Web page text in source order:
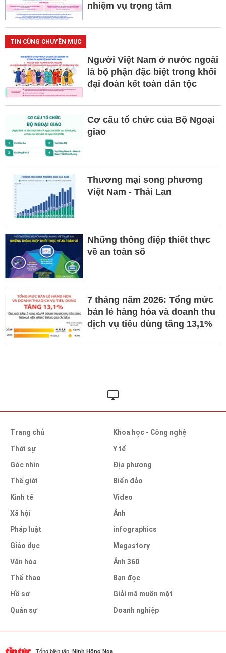
nhiệm vụ trọng tâm
TIN CÙNG CHUYÊN MỤC
Người Việt Nam ở nước ngoài
là bộ phận đặc biệt trong khối
đại đoàn kết toàn dân tộc
Cơ cấu tổ chức của Bộ Ngoại
giao
Thương mại song phương
Việt Nam - Thái Lan
Những thông điệp thiết thực
về an toàn số
7 tháng năm 2026: Tổng mức
bán lẻ hàng hóa và doanh thu
dịch vụ tiêu dùng tăng 13,1%
Trang chủ
Thời sự
Góc nhìn
Thế giới
Kinh tế
Xã hội
Pháp luật
Giáo dục
Văn hóa
Thể thao
Hồ sơ
Quân sự
Khoa học - Công nghệ
Y tế
Địa phương
Biển đảo
Video
Ảnh
infographics
Megastory
Ảnh 360
Bạn đọc
Giải mã muôn mặt
Doanh nghiệp
Tổng biên tập: Ninh Hồng Nga